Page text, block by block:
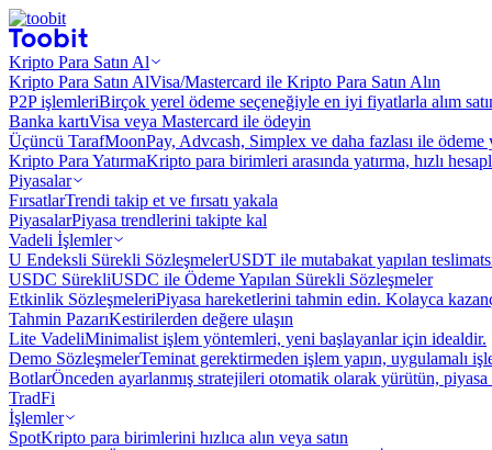
Kripto Para Satın Al
Kripto Para Satın AlVisa/Mastercard ile Kripto Para Satın Alın
P2P işlemleriBirçok yerel ödeme seçeneğiyle en iyi fiyatlarla alım
Banka kartıVisa veya Mastercard ile ödeyin
Üçüncü TarafMoonPay, Advcash, Simplex ve daha fazlası ile ödeme
Kripto Para YatırmaKripto para birimleri arasında yatırma, hızlı
Piyasalar
FırsatlarTrendi takip et ve fırsatı yakala
PiyasalarPiyasa trendlerini takipte kal
Vadeli İşlemler
U Endeksli Sürekli SözleşmelerUSDT ile mutabakat yapılan
USDC SürekliUSDC ile Ödeme Yapılan Sürekli Sözleşmeler
Etkinlik SözleşmeleriPiyasa hareketlerini tahmin edin. Kolayca
Tahmin PazarıKestirilerden değere ulaşın
Lite VadeliMinimalist işlem yöntemleri, yeni başlayanlar için idealdir.
Demo SözleşmelerTeminat gerektirmeden işlem yapın, uygulamalı
BotlarÖnceden ayarlanmış stratejileri otomatik olarak yürütün, piyasa
TradFi
İşlemler
SpotKripto para birimlerini hızlıca alın veya satın